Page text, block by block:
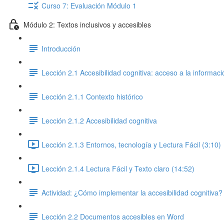
Curso 7: Evaluación Módulo 1
Módulo 2: Textos inclusivos y accesibles
Introducción
Lección 2.1 Accesibilidad cognitiva: acceso a la
Lección 2.1.1 Contexto histórico
Lección 2.1.2 Accesibilidad cognitiva
Lección 2.1.3 Entornos, tecnología y Lectura Fácil (3:10)
Lección 2.1.4 Lectura Fácil y Texto claro (14:52)
Actividad: ¿Cómo implementar la accesibilidad cognitiva?
Lección 2.2 Documentos accesibles en Word